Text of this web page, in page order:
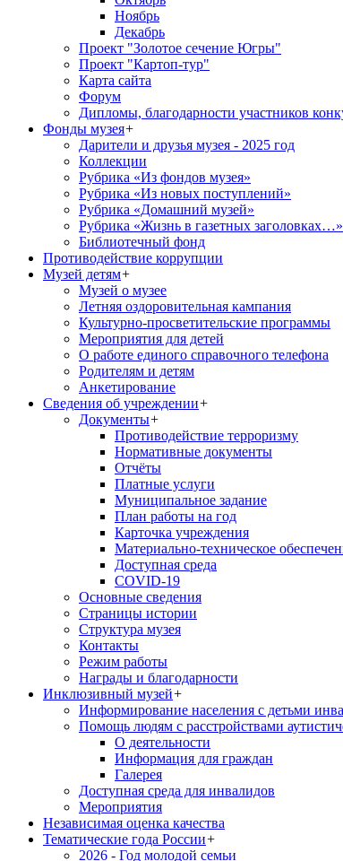
Ноябрь
Декабрь
Проект "Золотое сечение Югры"
Проект "Картоп-тур"
Карта сайта
Форум
Дипломы, благодарности участников
Фонды музея+
Дарители и друзья музея - 2025 год
Коллекции
Рубрика «Из фондов музея»
Рубрика «Из новых поступлений»
Рубрика «Домашний музей»
Рубрика «Жизнь в газетных заголовках…»
Библиотечный фонд
Противодействие коррупции
Музей детям+
Музей о музее
Летняя оздоровительная кампания
Культурно-просветительские программы
Мероприятия для детей
О работе единого справочного телефона
Родителям и детям
Анкетирование
Сведения об учреждении+
Документы+
Противодействие терроризму
Нормативные документы
Отчёты
Платные услуги
Муниципальное задание
План работы на год
Карточка учреждения
Материально-техническое
Доступная среда
COVID-19
Основные сведения
Страницы истории
Структура музея
Контакты
Режим работы
Награды и благодарности
Инклюзивный музей+
Информирование населения с детьми
Помощь людям с расстройствами
О деятельности
Информация для граждан
Галерея
Доступная среда для инвалидов
Мероприятия
Независимая оценка качества
Тематические года России+
2026 - Год молодой семьи